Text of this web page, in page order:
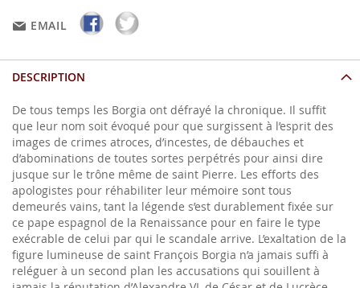
EMAIL
DESCRIPTION
De tous temps les Borgia ont défrayé la chronique. Il suffit
que leur nom soit évoqué pour que surgissent à l’esprit des
images de crimes atroces, d’incestes, de débauches et
d’abominations de toutes sortes perpétrés pour ainsi dire
jusque sur le trône même de saint Pierre. Les efforts des
apologistes pour réhabiliter leur mémoire sont tous
demeurés vains, tant la légende s’est durablement fixée sur
ce pape espagnol de la Renaissance pour en faire le type
exécrable de celui par qui le scandale arrive. L’exaltation de la
figure lumineuse de saint François Borgia n’a jamais suffi à
reléguer à un second plan les accusations qui souillent à